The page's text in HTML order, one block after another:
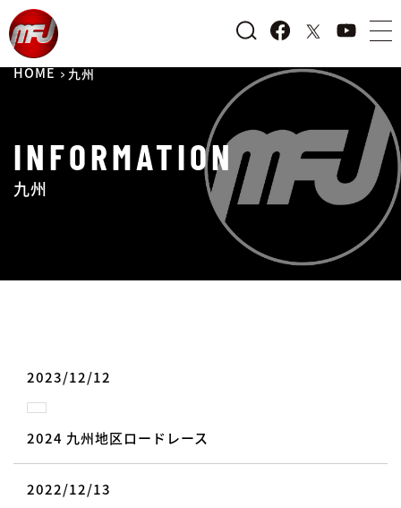
HOME 九州
INFORMATION
九州
2023/12/12
2024 九州地区ロードレース
2022/12/13